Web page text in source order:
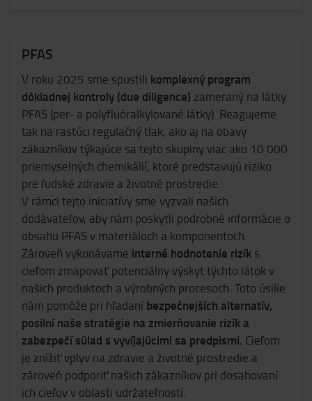
PFAS
V roku 2025 sme spustili komplexný program
dôkladnej kontroly (due diligence) zameraný na látky
PFAS (per- a polyfluóralkylované látky). Reagujeme
tak na rastúci regulačný tlak, ako aj na obavy
zákazníkov týkajúce sa tejto skupiny viac ako 10 000
priemyselných chemikálií, ktoré predstavujú riziko
pre ľudské zdravie a životné prostredie.
V rámci tejto iniciatívy sme vyzvali našich
dodávateľov, aby nám poskytli podrobné informácie o
obsahu PFAS v materiáloch a komponentoch.
Zároveň vykonávame interné hodnotenie rizík s
cieľom zmapovať potenciálny výskyt týchto látok v
našich produktoch a výrobných procesoch. Toto úsilie
nám pomôže pri hľadaní bezpečnejších alternatív,
posilní naše stratégie na zmierňovanie rizík a
zabezpečí súlad s vyvíjajúcimi sa predpismi. Cieľom
je znížiť vplyv na zdravie a životné prostredie a
zároveň podporiť našich zákazníkov pri dosahovaní
ich cieľov v oblasti udržateľnosti.